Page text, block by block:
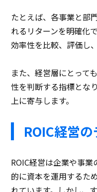
たとえば、各事業と部
れるリターンを明確化
効率性を比較、評価し
また、経営層にとって
性を判断する指標とな
上に寄与します。
ROIC経営
ROIC経営は企業や事
的に資本を運用するた